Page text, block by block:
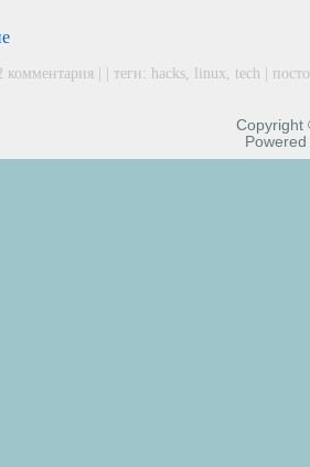
комментария | | теги: hacks linux tech |
Copyright